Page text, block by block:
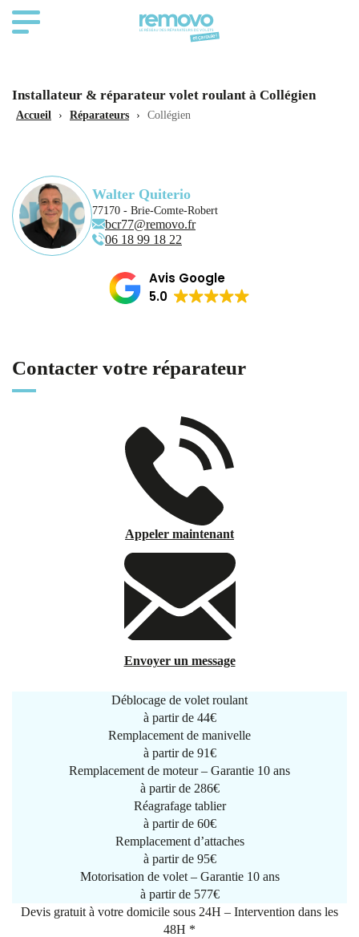
Installateur & réparateur volet roulant à Collégien
Accueil › Réparateurs › Collégien
Walter Quiterio
77170 - Brie-Comte-Robert
bcr77@removo.fr
06 18 99 18 22
Avis Google
5.0
Contacter votre réparateur
Appeler maintenant
Envoyer un message
Déblocage de volet roulant
à partir de 44€
Remplacement de manivelle
à partir de 91€
Remplacement de moteur – Garantie 10 ans
à partir de 286€
Réagrafage tablier
à partir de 60€
Remplacement d’attaches
à partir de 95€
Motorisation de volet – Garantie 10 ans
à partir de 577€
Devis gratuit à votre domicile sous 24H – Intervention dans les
48H *